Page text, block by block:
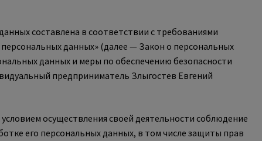
составлена в соответствии с требованиями
данных» (далее — Закон о персональных
данных и меры по обеспечению безопасности
предприниматель Злыгостев Евгений
осуществления своей деятельности соблюдение
его персональных данных, в том числе защиты прав